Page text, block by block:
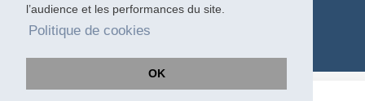
l’audience et les performances du site.
Politique de cookies
OK